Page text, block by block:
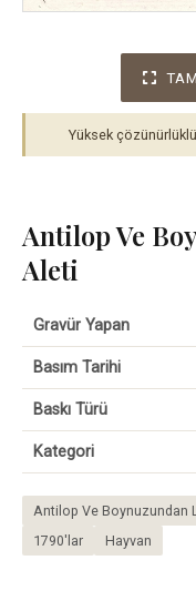
Yüksek
Antilop Ve
Aleti
Gravür Yapan
Basım Tarihi
Baskı Türü
Kategori
Antilop Ve Boynuzundan
1790'lar
Hayvan